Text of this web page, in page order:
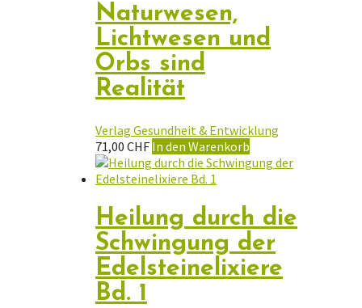
Naturwesen,
Lichtwesen und
Orbs sind
Realität
Verlag Gesundheit & Entwicklung
71,00 CHF In den Warenkorb
Heilung durch die
Schwingung der
Edelsteinelixiere
Bd. 1